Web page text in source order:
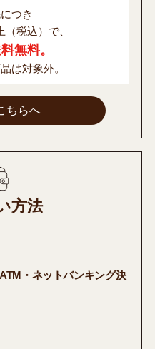
つき
税込）で、
無料。
は対象外。
ちらへ
方法
・ネットバンキング決